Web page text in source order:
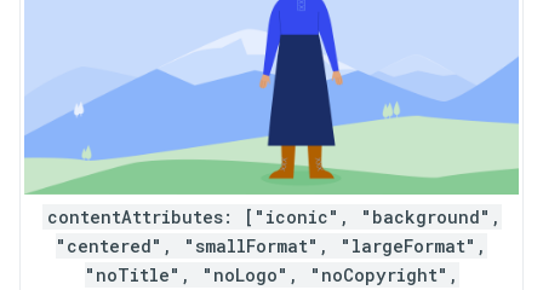
contentAttributes: ["iconic", "background",
"centered", "smallFormat", "largeFormat",
"noTitle", "noLogo", "noCopyright",